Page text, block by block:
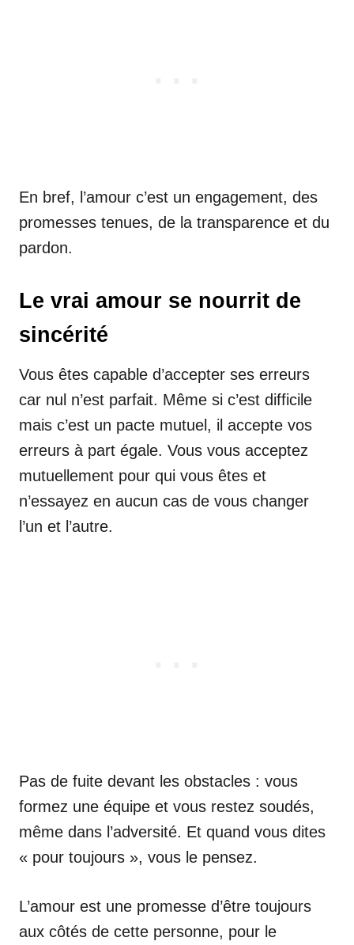
En bref, l’amour c’est un engagement, des
promesses tenues, de la transparence et du
pardon.
Le vrai amour se nourrit de
sincérité
Vous êtes capable d’accepter ses erreurs
car nul n’est parfait. Même si c’est difficile
mais c’est un pacte mutuel, il accepte vos
erreurs à part égale. Vous vous acceptez
mutuellement pour qui vous êtes et
n’essayez en aucun cas de vous changer
l’un et l’autre.
Pas de fuite devant les obstacles : vous
formez une équipe et vous restez soudés,
même dans l’adversité. Et quand vous dites
« pour toujours », vous le pensez.
L’amour est une promesse d’être toujours
aux côtés de cette personne, pour le